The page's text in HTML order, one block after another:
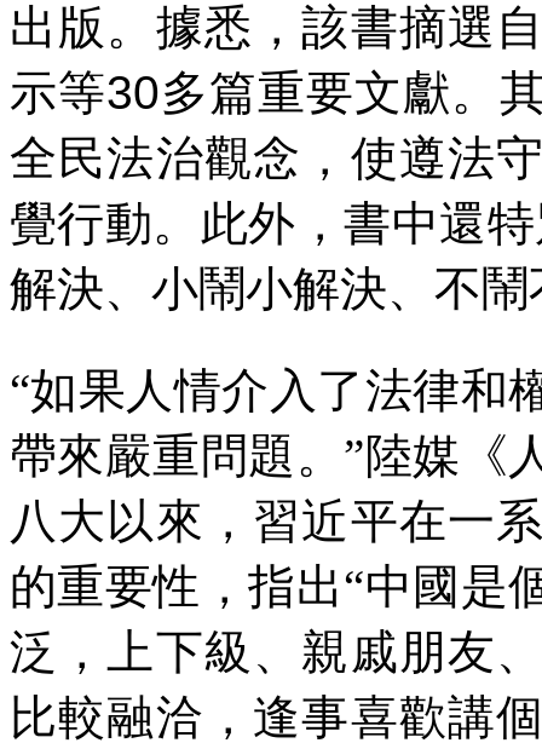
出版。據悉，該書摘選
示等30多篇重要文獻。
全民法治觀念，使遵法
覺行動。此外，書中還
解決、小鬧小解決、不
“如果人情介入了法律和
帶來嚴重問題。”陸媒《
八大以來，習近平在一
的重要性，指出“中國是
泛，上下級、親戚朋友
比較融洽，逢事喜歡講